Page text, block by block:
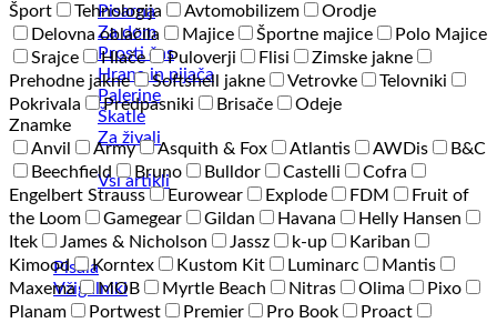
Pisarna
Za dom
Prosti čas
Hrana in pijača
Palerine
Škatle
Za živali
Vsi artikli
Pisala
Vžigalniki
Šport
Tehnologija Avtomobilizem
Orodje
Delovna oblačila
Majice Športne majice
Polo Majice
Srajce
Hlače Puloverji Flisi
Zimske jakne
Prehodne jakne
Softshell jakne Vetrovke
Telovniki
Pokrivala
Predpasniki Brisače
Odeje
Znamke
Anvil
Army Asquith & Fox Atlantis AWDis
B&C
Beechfield
Bruno Bulldor Castelli
Cofra
Engelbert Strauss
Eurowear Explode FDM
Fruit of
the Loom
Gamegear Gildan Havana
Helly Hansen
Itek
James & Nicholson Jassz k-up
Kariban
Kimood
Korntex Kustom Kit Luminarc
Mantis
Maxema
MOB Myrtle Beach Nitras Olima
Pixo
Planam
Portwest Premier Pro Book
Proact